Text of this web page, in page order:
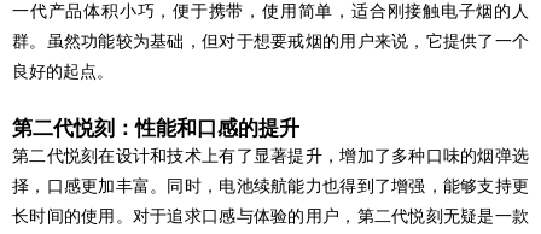
一代产品体积小巧，便于携带，使用简单，适合刚接触电子烟的人
群。虽然功能较为基础，但对于想要戒烟的用户来说，它提供了一个
良好的起点。
第二代悦刻：性能和口感的提升
第二代悦刻在设计和技术上有了显著提升，增加了多种口味的烟弹选
择，口感更加丰富。同时，电池续航能力也得到了增强，能够支持更
长时间的使用。对于追求口感与体验的用户，第二代悦刻无疑是一款